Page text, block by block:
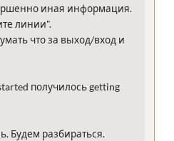
иная информация.
линии".
что за выход/вход и
получилось getting
Будем разбираться.